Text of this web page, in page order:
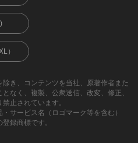
）
き、コンテンツを当社、原著作者また
なく、複製、公衆送信、改変、修正、
止されています。
サービス名（ロゴマーク等を含む）
録商標です。